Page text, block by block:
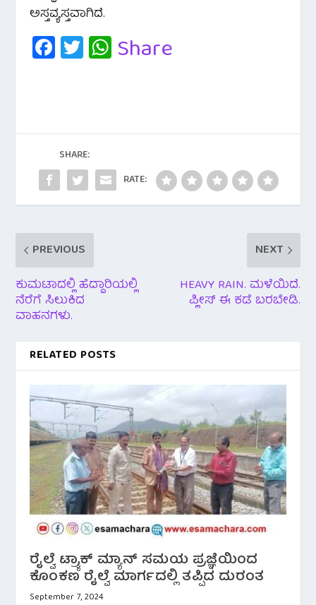
ಅಸ್ತವ್ಯಸ್ತವಾಗಿದೆ.
Fa
c
o
o
k
T
wi
W
A
p
p
Share
SHARE:
RATE:
PREVIOUS
ಕುಮಟಾದಲ್ಲಿ ಹೆದ್ದಾರಿಯಲ್ಲಿ
ನೆರೆಗೆ ಸಿಲುಕಿದ
ವಾಹನಗಳು.
NEXT
HEAVY RAIN. ಮಳೆಯಿದೆ.
ಪ್ಲೀಸ್ ಈ ಕಡೆ ಬರಬೇಡಿ.
RELATED POSTS
ರೈಲ್ವೆ ಟ್ರ್ಯಾಕ್ ಮ್ಯಾನ್ ಸಮಯ ಪ್ರಜ್ಞೆಯಿಂದ
ಕೊಂಕಣ ರೈಲ್ವೆ ಮಾರ್ಗದಲ್ಲಿ ತಪ್ಪಿದ ದುರಂತ
September 7, 2024